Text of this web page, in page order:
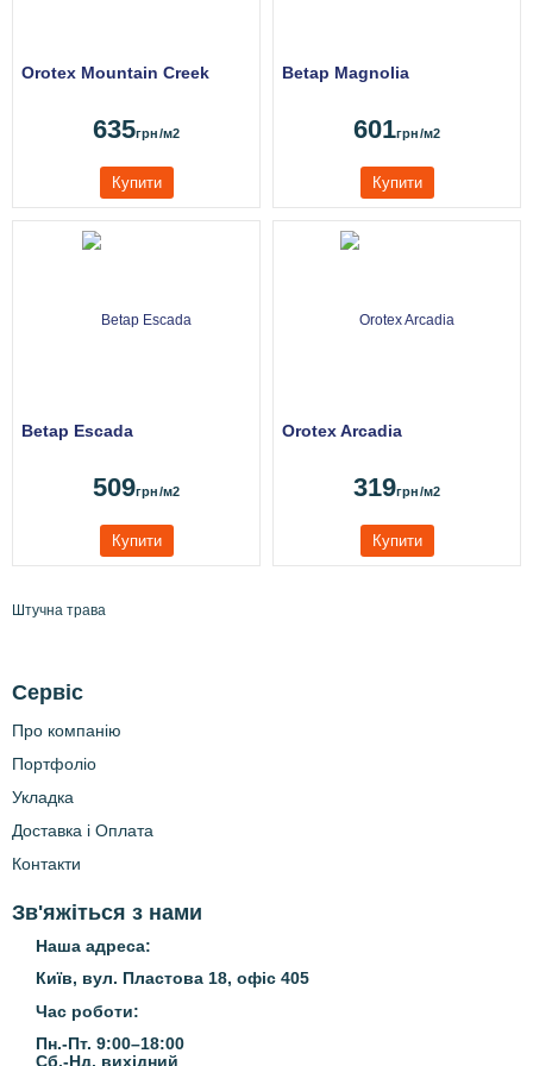
Orotex Mountain Creek
635грн/м2
Купити
Betap Magnolia
601грн/м2
Купити
Betap Escada
509грн/м2
Купити
Orotex Arcadia
319грн/м2
Купити
Штучна трава
Сервіс
Про компанію
Портфоліо
Укладка
Доставка і Оплата
Контакти
Зв'яжіться з нами
Наша адреса:
Київ, вул. Пластова 18, офіс 405
Час роботи:
Пн.-Пт. 9:00–18:00
Сб.-Нд. вихідний